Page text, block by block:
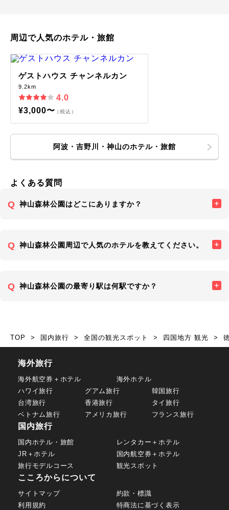
周辺で人気のホテル・旅館
ゲストハウス チャンネルカン
9.2km
4.0
¥3,000〜（税込）
阿波・吉野川・神山のホテル・旅館
よくある質問
神山森林公園はどこにありますか？
神山森林公園周辺で人気のホテルを教えてください。
神山森林公園の最寄り駅は何駅ですか？
TOP 国内旅行 全国の観光スポット 四国地方 観光
海外旅行
海外航空券＋ホテル
海外ホテル
ハワイ旅行
グアム旅行
韓国旅行
台湾旅行
香港旅行
タイ旅行
ベトナム旅行
アメリカ旅行 フランス旅行
国内旅行
国内ホテル・旅館
レンタカー＋ホテル
JR＋ホテル
国内航空券＋ホテル
旅行モデルコース
観光スポット
こころからについて
サイトマップ
約款・標識
利用規約
特商法に基づく表示